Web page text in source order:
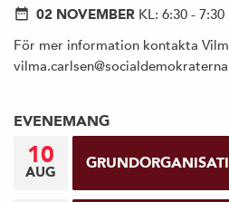
02 NOVEMBER KL: 6:30 - 7:30
För mer information kontakta
EVENEMANG
10
AUG